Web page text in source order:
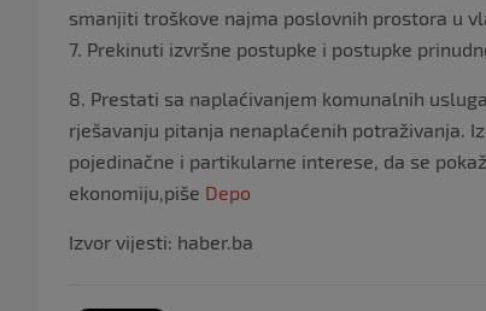
smanjiti troškove najma poslovnih prostora u
7. Prekinuti izvršne postupke i postupke
8. Prestati sa naplaćivanjem komunalnih
rješavanju pitanja nenaplaćenih potraživanja.
pojedinačne i partikularne interese, da se
ekonomiju,piše Depo
Izvor vijesti: haber.ba